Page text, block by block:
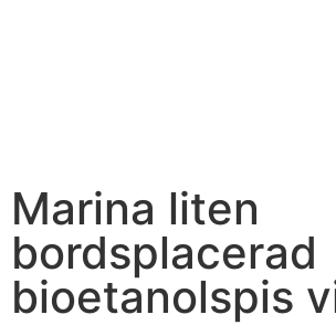
Marina liten
bordsplacerad
bioetanolspis